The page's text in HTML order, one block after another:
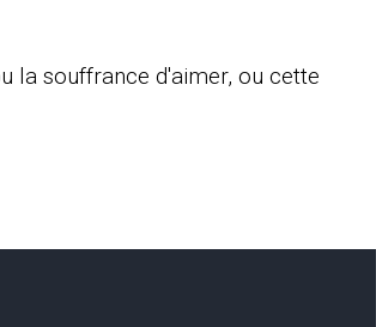
la souffrance d'aimer, ou cette